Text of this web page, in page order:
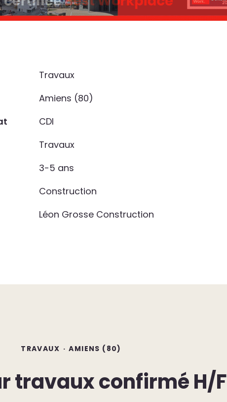
Travaux
Amiens (80)
CDI
Travaux
3-5 ans
Construction
Léon Grosse Construction
TRAVAUX · AMIENS (80)
travaux confirmé H/F